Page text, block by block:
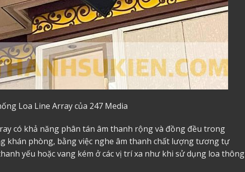
Loa Line Array của 247 Media
có khả năng phân tán âm thanh rộng và đồng đều trong
khán phòng, bằng việc nghe âm thanh chất lượng tương tự
yếu hoặc vang kém ở các vị trí xa như khi sử dụng loa thông